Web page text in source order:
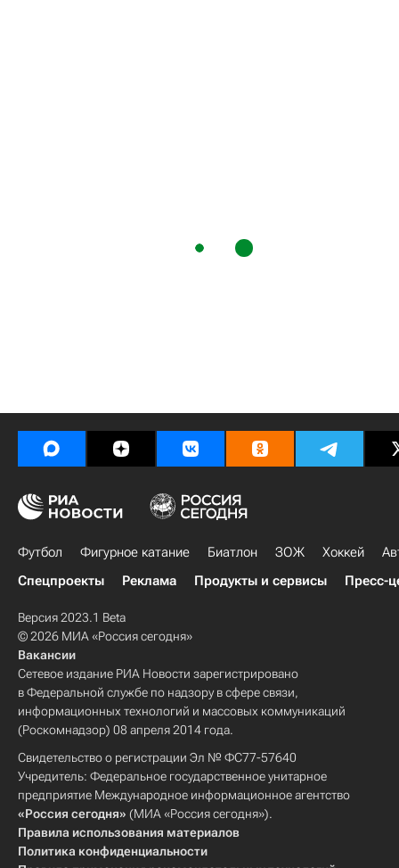
Футбол Фигурное катание Биатлон ЗОЖ Хоккей
Спецпроекты
Реклама Продукты и сервисы Пресс-
Версия 2023.1 Beta
© 2026 МИА «Россия сегодня»
Вакансии
Сетевое издание РИА Новости зарегистрировано
в Федеральной службе по надзору в сфере связи,
информационных технологий и массовых коммуникаций
(Роскомнадзор) 08 апреля 2014 года.
Свидетельство о регистрации Эл № ФС77-57640
Учредитель: Федеральное государственное унитарное
предприятие Международное информационное агентство
«Россия сегодня» (МИА «Россия сегодня»).
Правила использования материалов
Политика конфиденциальности